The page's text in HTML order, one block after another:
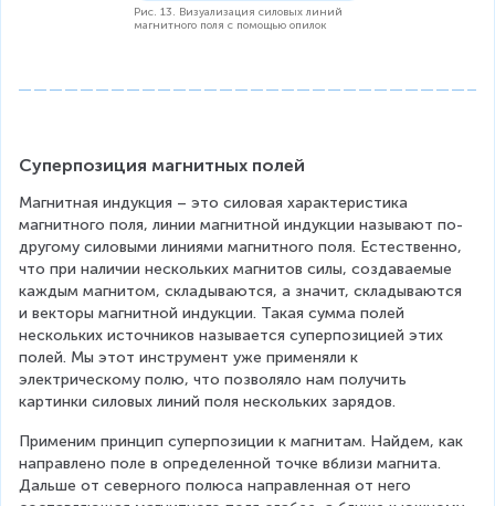
Рис. 13. Визуализация силовых линий
магнитного поля с помощью опилок
Суперпозиция магнитных полей
Магнитная индукция – это силовая характеристика
магнитного поля, линии магнитной индукции называют по-
другому силовыми линиями магнитного поля. Естественно,
что при наличии нескольких магнитов силы, создаваемые
каждым магнитом, складываются, а значит, складываются
и векторы магнитной индукции. Такая сумма полей
нескольких источников называется суперпозицией этих
полей. Мы этот инструмент уже применяли к
электрическому полю, что позволяло нам получить
картинки силовых линий поля нескольких зарядов.
Применим принцип суперпозиции к магнитам. Найдем, как
направлено поле в определенной точке вблизи магнита.
Дальше от северного полюса направленная от него